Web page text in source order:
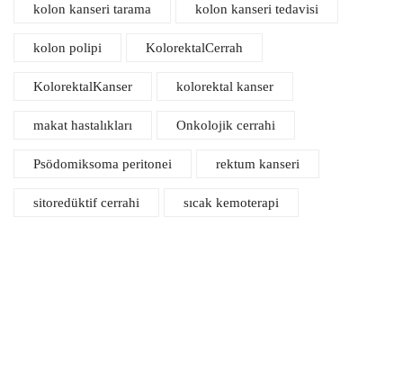
kolon kanseri tarama kolon kanseri tedavisi
kolon polipi KolorektalCerrah
KolorektalKanser kolorektal kanser
makat hastalıkları Onkolojik cerrahi
Psödomiksoma peritonei rektum kanseri
sitoredüktif cerrahi sıcak kemoterapi